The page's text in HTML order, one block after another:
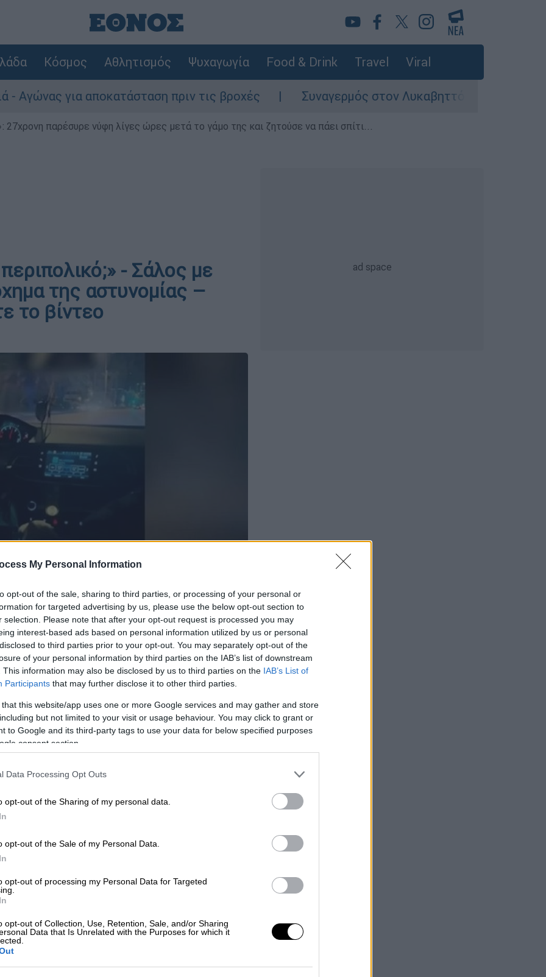
My Personal Information
opt-out of the sale, sharing to third parties, or processing of your personal or
for targeted advertising by us, please use the below opt-out section to
selection. Please note that after your opt-out request is processed you may
interest-based ads based on personal information utilized by us or personal
to third parties prior to your opt-out. You may separately opt-out of the
of your personal information by third parties on the IAB’s list of downstream
This information may also be disclosed by us to third parties on the IAB’s List of
Participants that may further disclose it to other third parties.
that this website/app uses one or more Google services and may gather and store
but not limited to your visit or usage behaviour. You may click to grant or
to Google and its third-party tags to use your data for below specified purposes
consent section.
Data Processing Opt Outs
opt-out of the Sharing of my personal data.
opt-out of the Sale of my Personal Data.
opt-out of processing my Personal Data for Targeted
opt-out of Collection, Use, Retention, Sale, and/or Sharing
Data that Is Unrelated with the Purposes for which it
Κόσμος Αθλητισμός Ψυχαγωγία Food & Drink Travel Viral
για αποκατάσταση πριν τις βροχές Συναγερμός στον Λυκαβηττό: Σορός σε
παρέσυρε νύφη λίγες ώρες μετά το γάμο της και ζητούσε να πάει σπίτι...
- Σάλος με
της αστυνομίας –
το βίντεο
το ΕΘΝΟΣ στη Google
mediaκάνει βίντεοπου ανέβηκε στο
περιπολικού τηςΕλληνικής Αστυνομίας.
από πρόσωπο στα πίσω καθίσματα,
φωτάκια neon και επικρατεί μία
πρέπει να είναι τέσσερα άτομα. Το
ενώ αίσθηση προκαλεί το γεγονός ότι,
που φορά μπλούζα με την ελληνική
έχει διευκρινιστεί αν είναι γνήσιο,
σαφές, ακόμα, εάν κάποια από τα
είναι αστυνομικοί. Σύμφωνα με
της Ελληνικής Αστυνομίας
βίντεο, που έχει αναρτηθεί σε
σε ιστοσελίδα του διαδικτύου.